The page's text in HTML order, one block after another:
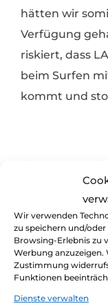
Wir verwenden
zu speichern und/
Browsing-Erlebnis zu
Werbung
Zustimmung
Funktionen
Dienste verwalten
hätten wir
Verfügung
riskiert, dass
beim Surfen
kommt und
Du